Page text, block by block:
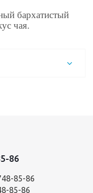
бархатистый
чая.
86
85-86
85-86